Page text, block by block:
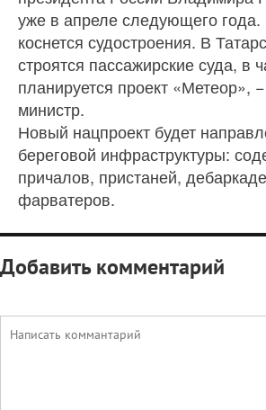
уже в апреле следующего года.
коснется судостроения. В
строятся пассажирские суда, в
планируется проект «Метеор»,
министр.
Новый нацпроект будет
береговой инфраструктуры:
причалов, пристаней,
фарватеров.
Добавить комментарий